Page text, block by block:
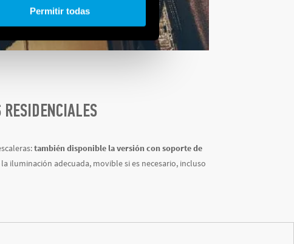
Permitir todas
también disponible la versión con soporte de
iluminación adecuada, movible si es necesario, incluso